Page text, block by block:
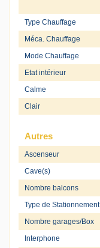
Type Chauffage
Méca. Chauffage
Mode Chauffage
Etat intérieur
Calme
Clair
Autres
Ascenseur
Cave(s)
Nombre balcons
Type de Stationnement
Nombre garages/Box
Interphone